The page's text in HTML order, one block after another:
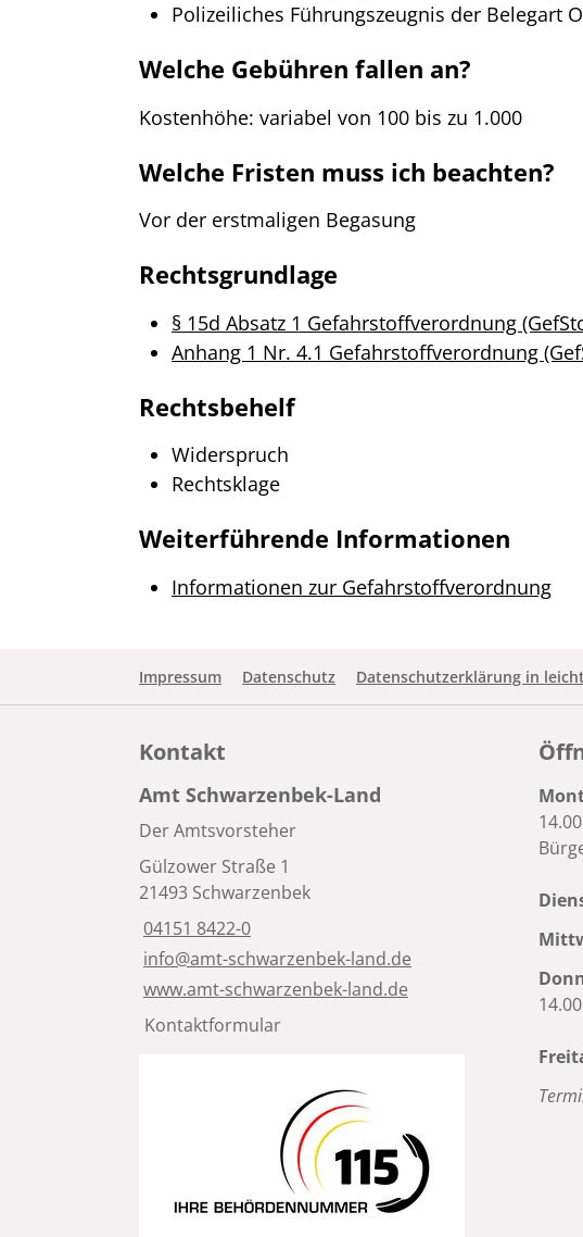
Polizeiliches Führungszeugnis der Belegart O
Welche Gebühren fallen an?
Kostenhöhe: variabel von 100 bis zu 1.000
Welche Fristen muss ich beachten?
Vor der erstmaligen Begasung
Rechtsgrundlage
§ 15d Absatz 1 Gefahrstoffverordnung
Anhang 1 Nr. 4.1 Gefahrstoffverordnung
Rechtsbehelf
Widerspruch
Rechtsklage
Weiterführende Informationen
Informationen zur Gefahrstoffverordnung
Impressum Datenschutz Datenschutzerklärung in
Kontakt
Amt Schwarzenbek-Land
Der Amtsvorsteher
Gülzower Straße 1
21493 Schwarzenbek
04151 8422-0
info@amt-schwarzenbek-land.de
www.amt-schwarzenbek-land.de
Kontaktformular